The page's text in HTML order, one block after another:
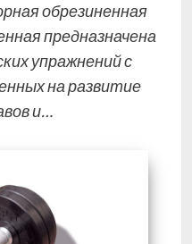
обрезиненная
предназначена
упражнений с
на развитие
и…